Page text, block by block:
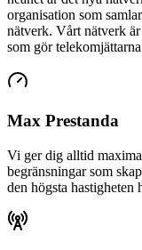
organisation som
nätverk. Vårt nätverk
som gör
Max Prestanda
Vi ger dig alltid
begränsningar som
den högsta hastigheten